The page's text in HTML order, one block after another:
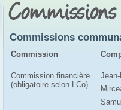
Commissions
Commission
Commission financière
(obligatoire selon LCo)